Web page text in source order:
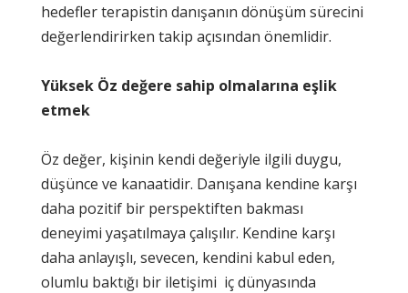
hedefler terapistin danışanın dönüşüm sürecini
değerlendirirken takip açısından önemlidir.
Yüksek Öz değere sahip olmalarına eşlik
etmek
Öz değer, kişinin kendi değeriyle ilgili duygu,
düşünce ve kanaatidir. Danışana kendine karşı
daha pozitif bir perspektiften bakması
deneyimi yaşatılmaya çalışılır. Kendine karşı
daha anlayışlı, sevecen, kendini kabul eden,
olumlu baktığı bir iletişimi iç dünyasında